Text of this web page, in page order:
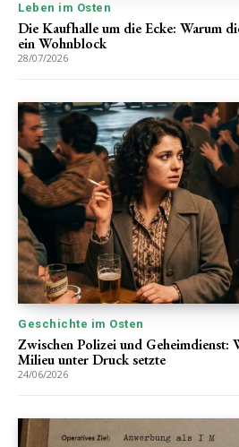
Leben im Osten
Die Kaufhalle um die Ecke: Warum
ein Wohnblock
28/07/2026
Geschichte im Osten
Zwischen Polizei und Geheimdienst:
Milieu unter Druck setzte
24/06/2026